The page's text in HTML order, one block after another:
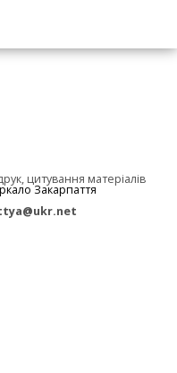
цитування матеріалів
Закарпаття